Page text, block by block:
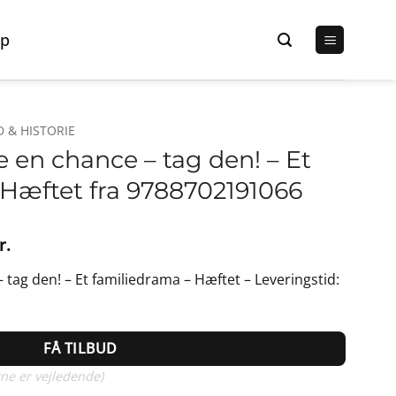
& HISTORIE
en chance – tag den! – Et
fra 9788702191066
Den
aktuelle
pris
299,00 kr..
tag den! – Et familiedrama – Hæftet – Leveringstid:
FÅ TILBUD
er vejledende)